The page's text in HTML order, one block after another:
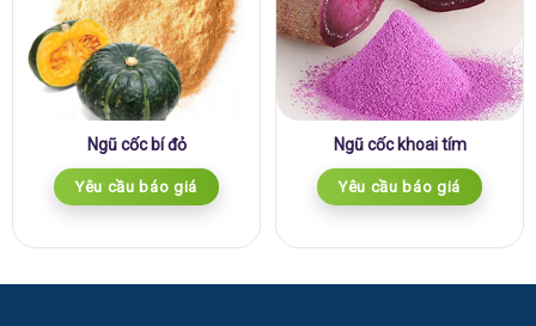
Ngũ cốc bí đỏ
Yêu cầu báo giá
Ngũ cốc khoai tím
Yêu cầu báo giá